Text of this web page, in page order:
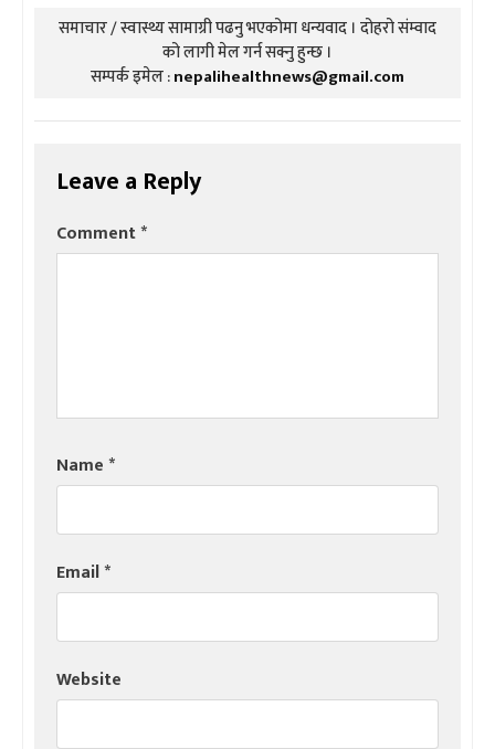
समाचार / स्वास्थ्य सामाग्री पढनु भएकोमा धन्यवाद । दोहरो संम्वाद
को लागी मेल गर्न सक्नु हुन्छ ।
सम्पर्क इमेल :nepalihealthnews@gmail.com
Leave a Reply
Comment*
Name*
Email*
Website